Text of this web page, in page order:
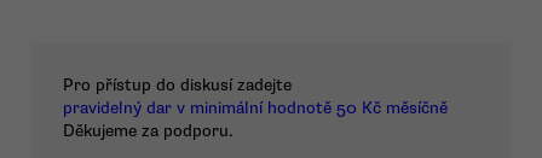
Pro přístup do diskusí zadejte
pravidelný dar v minimální hodnotě 50 Kč měsíčně
Děkujeme za podporu.